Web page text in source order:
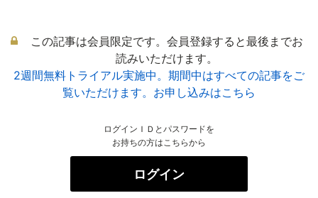
この記事は会員限定です。会員登録すると最後までお
読みいただけます。
2週間無料トライアル実施中。期間中はすべての記事をご
覧いただけます。お申し込みはこちら
ログインＩＤとパスワードを
お持ちの方はこちらから
ログイン